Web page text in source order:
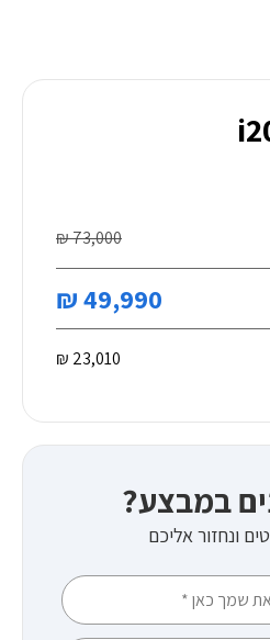
73,000 ₪
49,990 ₪
23,010 ₪
במבצע?
ונחזור אליכם